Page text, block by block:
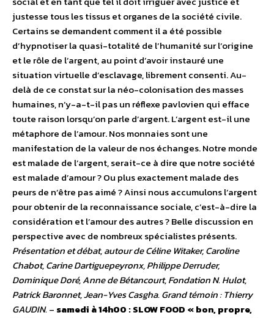
justesse tous les tissus et organes de la société civile.
Certains se demandent comment il a été possible
d’hypnotiser la quasi-totalité de l’humanité sur l’origine
et le rôle de l’argent, au point d’avoir instauré une
situation virtuelle d’esclavage, librement consenti. Au-
delà de ce constat sur la néo-colonisation des masses
humaines, n’y-a-t-il pas un réflexe pavlovien qui efface
toute raison lorsqu’on parle d’argent. L’argent est-il une
métaphore de l’amour. Nos monnaies sont une
manifestation de la valeur de nos échanges. Notre monde
est malade de l’argent, serait-ce à dire que notre société
est malade d’amour ? Ou plus exactement malade des
peurs de n’être pas aimé ? Ainsi nous accumulons l’argent
pour obtenir de la reconnaissance sociale, c’est-à-dire la
considération et l’amour des autres ? Belle discussion en
perspective avec de nombreux spécialistes présents.
Présentation et débat, autour de Céline Witaker, Caroline
Chabot, Carine Dartiguepeyronx, Philippe Derruder,
Dominique Doré, Anne de Bétancourt, Fondation N. Hulot,
Patrick Baronnet, Jean-Yves Casgha. Grand témoin : Thierry
GAUDIN.– samedi à 14h00 : SLOW FOOD « bon, propre,